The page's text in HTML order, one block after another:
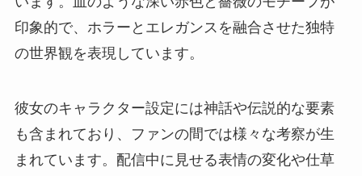
印象的で、ホラーとエレガンスを融合させた独特
の世界観を表現しています。
彼女のキャラクター設定には神話や伝説的な要素
も含まれており、ファンの間では様々な考察が生
まれています。配信中に見せる表情の変化や仕草